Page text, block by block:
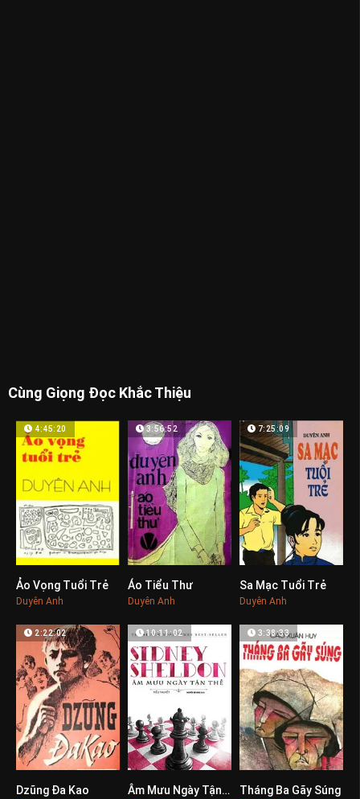
Cùng Giọng Đọc Khắc Thiệu
0
4:45:20
Ảo Vọng Tuổi Trẻ
Duyên Anh
3:56:52
Áo Tiểu Thư
Duyên Anh
7:25:09
Sa Mạc Tuổi Trẻ
Duyên Anh
2:22:02
Dzũng Đa Kao 0
10:11:02
Âm Mưu Ngày Tận Thế 0
3:38:33
Tháng Ba Gãy Súng